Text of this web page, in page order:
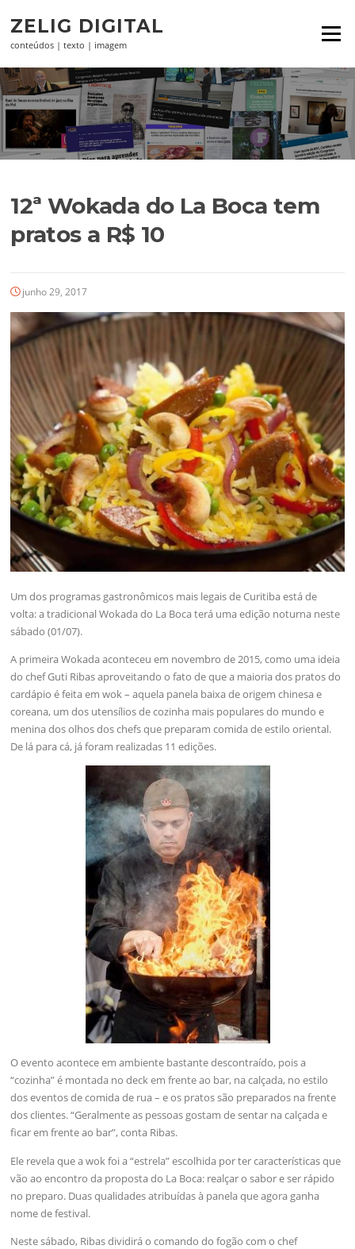
paraZELIG DIGITAL
conteúdos | texto | imagem
Menu
12ª Wokada do La Boca tem
pratos a R$ 10
junho 29, 2017
Um dos programas gastronômicos mais legais de Curitiba está de
volta: a tradicional Wokada do La Boca terá uma edição noturna neste
sábado (01/07).
A primeira Wokada aconteceu em novembro de 2015, como uma ideia
do chef Guti Ribas aproveitando o fato de que a maioria dos pratos do
cardápio é feita em wok – aquela panela baixa de origem chinesa e
coreana, um dos utensílios de cozinha mais populares do mundo e
menina dos olhos dos chefs que preparam comida de estilo oriental.
De lá para cá, já foram realizadas 11 edições.
O evento acontece em ambiente bastante descontraído, pois a
“cozinha” é montada no deck em frente ao bar, na calçada, no estilo
dos eventos de comida de rua – e os pratos são preparados na frente
dos clientes. “Geralmente as pessoas gostam de sentar na calçada e
ficar em frente ao bar”, conta Ribas.
Ele revela que a wok foi a “estrela” escolhida por ter características que
vão ao encontro da proposta do La Boca: realçar o sabor e ser rápido
no preparo. Duas qualidades atribuídas à panela que agora ganha
nome de festival.
Neste sábado, Ribas dividirá o comando do fogão com o chef